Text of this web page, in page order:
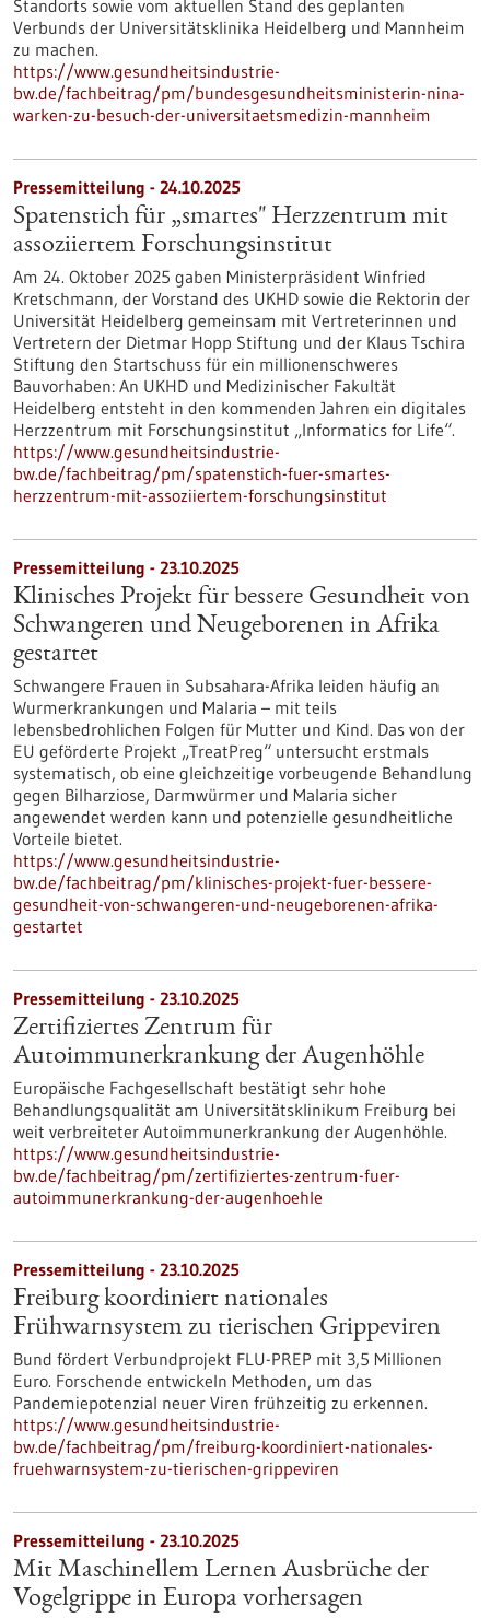
Standorts sowie vom aktuellen Stand des geplanten
Verbunds der Universitätsklinika Heidelberg und Mannheim
zu machen.
https://www.gesundheitsindustrie-
bw.de/fachbeitrag/pm/bundesgesundheitsministerin-nina-
warken-zu-besuch-der-universitaetsmedizin-mannheim
Pressemitteilung - 24.10.2025
Spatenstich für „smartes" Herzzentrum mit
assoziiertem Forschungsinstitut
Am 24. Oktober 2025 gaben Ministerpräsident Winfried
Kretschmann, der Vorstand des UKHD sowie die Rektorin der
Universität Heidelberg gemeinsam mit Vertreterinnen und
Vertretern der Dietmar Hopp Stiftung und der Klaus Tschira
Stiftung den Startschuss für ein millionenschweres
Bauvorhaben: An UKHD und Medizinischer Fakultät
Heidelberg entsteht in den kommenden Jahren ein digitales
Herzzentrum mit Forschungsinstitut „Informatics for Life“.
https://www.gesundheitsindustrie-
bw.de/fachbeitrag/pm/spatenstich-fuer-smartes-
herzzentrum-mit-assoziiertem-forschungsinstitut
Pressemitteilung - 23.10.2025
Klinisches Projekt für bessere Gesundheit von
Schwangeren und Neugeborenen in Afrika
gestartet
Schwangere Frauen in Subsahara-Afrika leiden häufig an
Wurmerkrankungen und Malaria – mit teils
lebensbedrohlichen Folgen für Mutter und Kind. Das von der
EU geförderte Projekt „TreatPreg“ untersucht erstmals
systematisch, ob eine gleichzeitige vorbeugende Behandlung
gegen Bilharziose, Darmwürmer und Malaria sicher
angewendet werden kann und potenzielle gesundheitliche
Vorteile bietet.
https://www.gesundheitsindustrie-
bw.de/fachbeitrag/pm/klinisches-projekt-fuer-bessere-
gesundheit-von-schwangeren-und-neugeborenen-afrika-
gestartet
Pressemitteilung - 23.10.2025
Zertifiziertes Zentrum für
Autoimmunerkrankung der Augenhöhle
Europäische Fachgesellschaft bestätigt sehr hohe
Behandlungsqualität am Universitätsklinikum Freiburg bei
weit verbreiteter Autoimmunerkrankung der Augenhöhle.
https://www.gesundheitsindustrie-
bw.de/fachbeitrag/pm/zertifiziertes-zentrum-fuer-
autoimmunerkrankung-der-augenhoehle
Pressemitteilung - 23.10.2025
Freiburg koordiniert nationales
Frühwarnsystem zu tierischen Grippeviren
Bund fördert Verbundprojekt FLU-PREP mit 3,5 Millionen
Euro. Forschende entwickeln Methoden, um das
Pandemiepotenzial neuer Viren frühzeitig zu erkennen.
https://www.gesundheitsindustrie-
bw.de/fachbeitrag/pm/freiburg-koordiniert-nationales-
fruehwarnsystem-zu-tierischen-grippeviren
Pressemitteilung - 23.10.2025
Mit Maschinellem Lernen Ausbrüche der
Vogelgrippe in Europa vorhersagen